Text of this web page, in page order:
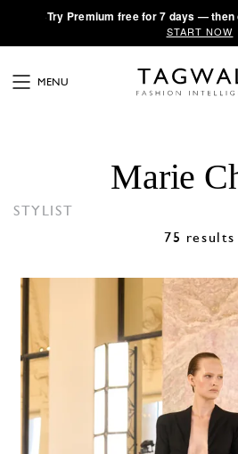
·Try Premium free for 7 days — then
START NOW
MENU
Marie
STYLIST
75 results